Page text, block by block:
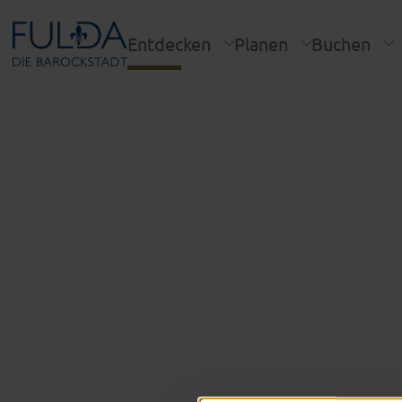
Entdecken Planen Buchen